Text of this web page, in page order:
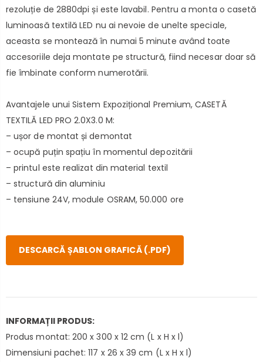
rezoluție de 2880dpi și este lavabil. Pentru a monta o casetă
luminoasă textilă LED nu ai nevoie de unelte speciale,
aceasta se montează în numai 5 minute având toate
accesoriile deja montate pe structură, fiind necesar doar să
fie îmbinate conform numerotării.
Avantajele unui Sistem Expozițional Premium, CASETĂ
TEXTILĂ LED PRO 2.0X3.0 M:
– ușor de montat și demontat
– ocupă puțin spațiu în momentul depozitării
– printul este realizat din material textil
– structură din aluminiu
– tensiune 24V, module OSRAM, 50.000 ore
DESCARCĂ ȘABLON GRAFICĂ (.PDF)
INFORMAȚII PRODUS:
Produs montat: 200 x 300 x 12 cm (L x H x l)
Dimensiuni pachet: 117 x 26 x 39 cm (L x H x l)